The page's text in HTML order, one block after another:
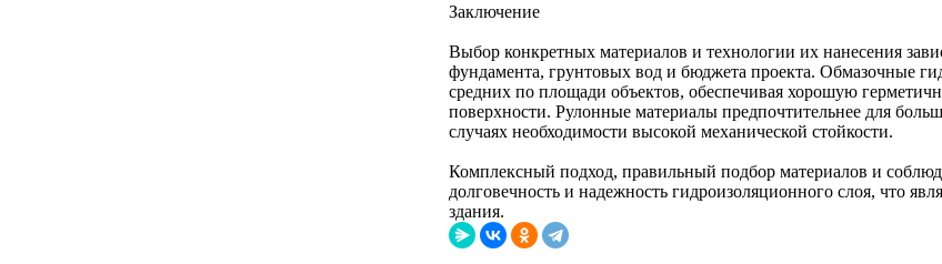
Заключение
Выбор конкретных материалов и технологии их нанесения
фундамента, грунтовых вод и бюджета проекта. Обмазочные
средних по площади объектов, обеспечивая хорошую
поверхности. Рулонные материалы предпочтительнее для
случаях необходимости высокой механической стойкости.
Комплексный подход, правильный подбор материалов и
долговечность и надежность гидроизоляционного слоя, что
здания.